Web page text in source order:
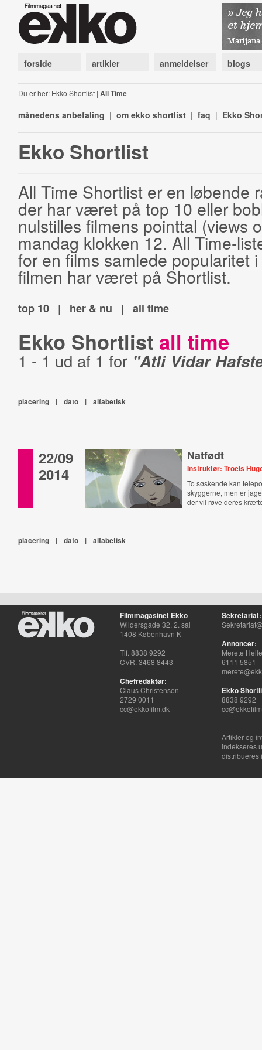
forside artikler anmeldelser blogs
Du er her: Ekko Shortlist| All Time
månedens anbefaling | om ekko shortlist | faq | Ekko
Ekko Shortlist
All Time Shortlist er en løbende
der har været på top 10 eller
nulstilles filmens pointtal (views
mandag klokken 12. All Time-
for en films samlede popularitet
filmen har været på Shortlist.
top 10 | her & nu | all time
Ekko Shortlist all time
1 - 1 ud af 1 for "Atli Vidar
placering | dato | alfabetisk
22/09
2014
Natfødt
Instruktør: Troels
To søskende kan
skyggerne, men er
der vil røve deres
placering | dato | alfabetisk
Filmmagasinet Ekko
Wildersgade 32, 2. sal
1408 København K
Tlf. 8838 9292
CVR. 3468 8443
Chefredaktør:
Claus Christensen
2729 0011
cc@ekkofilm.dk
Sekretariat:
Annoncer:
Merete
6111 5851
Ekko
8838 9292
Artikler og
indekseres
distribueres